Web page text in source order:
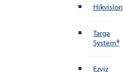
Hikvision
Targa
System®
Ezviz